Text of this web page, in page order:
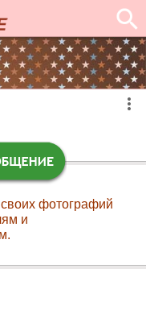
фотографий
и